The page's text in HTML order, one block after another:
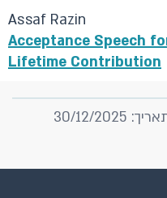
Assaf Razin
Acceptance Speech
Lifetime Contribution
2025